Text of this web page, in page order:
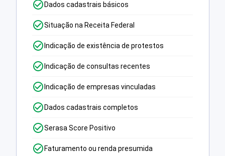
Dados cadastrais básicos
Situação na Receita Federal
Indicação de existência de protestos
Indicação de consultas recentes
Indicação de empresas vinculadas
Dados cadastrais completos
Serasa Score Positivo
Faturamento ou renda presumida